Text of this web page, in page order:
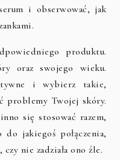
i obserwować, jak
produktu.
oraz swojego wieku.
i wybierz takie,
problemy Twojej skóry.
się stosować razem,
jakiegoś połączenia,
nie zadziała ono źle.